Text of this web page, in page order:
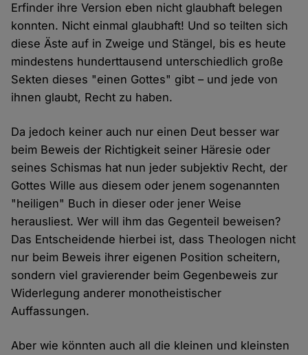
Erfinder ihre Version eben nicht glaubhaft belegen
konnten. Nicht einmal glaubhaft! Und so teilten sich
diese Äste auf in Zweige und Stängel, bis es heute
mindestens hunderttausend unterschiedlich große
Sekten dieses "einen Gottes" gibt – und jede von
ihnen glaubt, Recht zu haben.
Da jedoch keiner auch nur einen Deut besser war
beim Beweis der Richtigkeit seiner Häresie oder
seines Schismas hat nun jeder subjektiv Recht, der
Gottes Wille aus diesem oder jenem sogenannten
"heiligen" Buch in dieser oder jener Weise
herausliest. Wer will ihm das Gegenteil beweisen?
Das Entscheidende hierbei ist, dass Theologen nicht
nur beim Beweis ihrer eigenen Position scheitern,
sondern viel gravierender beim Gegenbeweis zur
Widerlegung anderer monotheistischer
Auffassungen.
Aber wie könnten auch all die kleinen und kleinsten